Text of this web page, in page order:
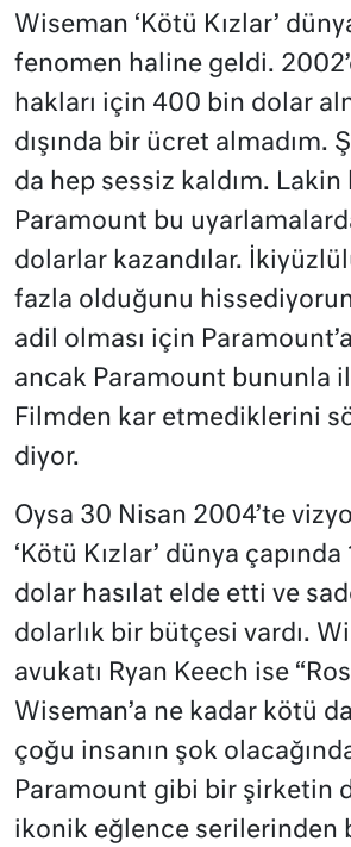
Wiseman ‘Kötü Kızlar’
fenomen haline geldi.
hakları için 400 bin dolar
dışında bir ücret almadım.
da hep sessiz kaldım. Lakin
Paramount bu
dolarlar kazandılar.
fazla olduğunu
adil olması için
ancak Paramount bununla
Filmden kar etmediklerini
diyor.
Oysa 30 Nisan 2004’te
‘Kötü Kızlar’ dünya
dolar hasılat elde etti ve
dolarlık bir bütçesi vardı.
avukatı Ryan Keech ise
Wiseman’a ne kadar kötü
çoğu insanın şok
Paramount gibi bir şirketin
ikonik eğlence serilerinden